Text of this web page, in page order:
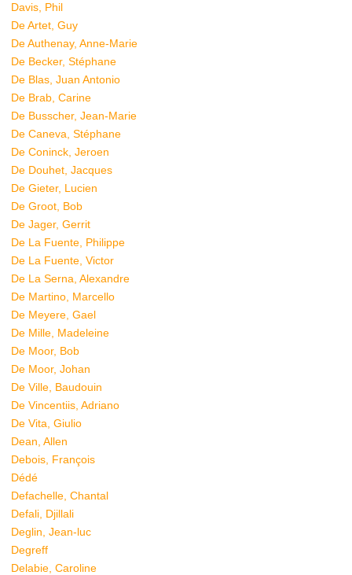
Davis, Phil
De Artet, Guy
De Authenay, Anne-Marie
De Becker, Stéphane
De Blas, Juan Antonio
De Brab, Carine
De Busscher, Jean-Marie
De Caneva, Stéphane
De Coninck, Jeroen
De Douhet, Jacques
De Gieter, Lucien
De Groot, Bob
De Jager, Gerrit
De La Fuente, Philippe
De La Fuente, Victor
De La Serna, Alexandre
De Martino, Marcello
De Meyere, Gael
De Mille, Madeleine
De Moor, Bob
De Moor, Johan
De Ville, Baudouin
De Vincentiis, Adriano
De Vita, Giulio
Dean, Allen
Debois, François
Dédé
Defachelle, Chantal
Defali, Djillali
Deglin, Jean-luc
Degreff
Delabie, Caroline